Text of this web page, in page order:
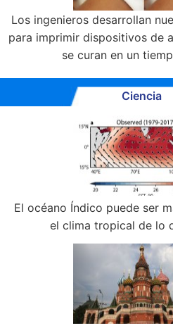
Los ingenieros desarrollan
para imprimir dispositivos de
se curan en un
Ciencia
El océano Índico puede ser
el clima tropical de lo